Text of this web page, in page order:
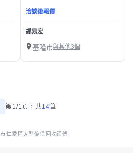
洽談後報價
鍾易宏
基隆市與其他3個
第1/1頁， 共14筆
仁愛區大型傢俱回收師傅